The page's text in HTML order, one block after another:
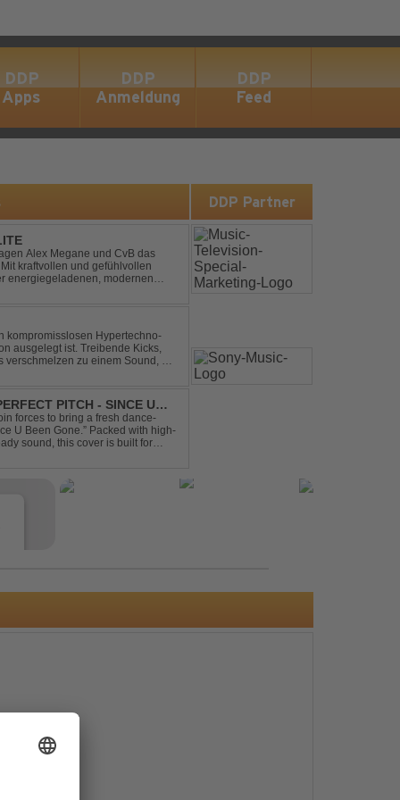
DDP
Apps
DDP
Anmeldung
DDP
Feed
Alex Megane und CvB das
kraftvollen und gefühlvollen
energiegeladenen, modernen
kompromisslosen Hypertechno-
ausgelegt ist. Treibende Kicks,
zu einem Sound, der
PITCH - SINCE U
forces to bring a fresh dance-
U Been Gone.” Packed with high-
sound, this cover is built for
DDP Partner